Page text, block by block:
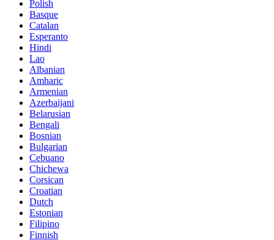
Polish
Basque
Catalan
Esperanto
Hindi
Lao
Albanian
Amharic
Armenian
Azerbaijani
Belarusian
Bengali
Bosnian
Bulgarian
Cebuano
Chichewa
Corsican
Croatian
Dutch
Estonian
Filipino
Finnish